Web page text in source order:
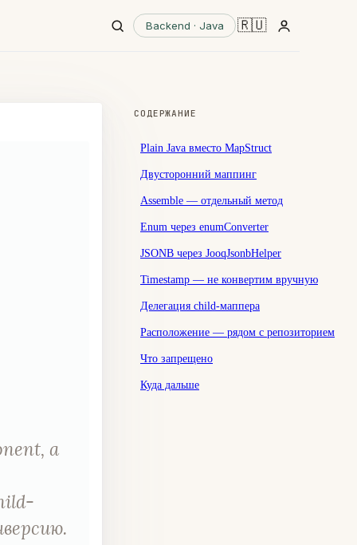
Backend · Java 🇷🇺
а
СОДЕРЖАНИЕ
Plain Java вместо MapStruct
Двусторонний маппинг
Assemble — отдельный метод
Enum через enumConverter
JSONB через JooqJsonbHelper
Timestamp — не конвертим вручную
Делегация child-маппера
Расположение — рядом с репозиторием
Что запрещено
Куда дальше